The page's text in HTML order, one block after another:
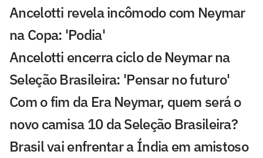
Ancelotti revela incômodo com Neymar
na Copa: 'Podia'
Ancelotti encerra ciclo de Neymar na
Seleção Brasileira: 'Pensar no futuro'
Com o fim da Era Neymar, quem será o
novo camisa 10 da Seleção Brasileira?
Brasil vai enfrentar a Índia em amistoso